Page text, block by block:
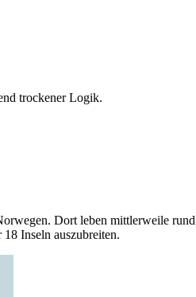
trockener Logik.
Dort leben mittlerweile
Inseln auszubreiten.